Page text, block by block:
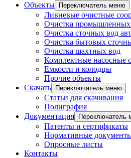
Объекты
Переключатель меню
Ливневые очистные
Очистка промышленных
Очистка сточных вод
Очистка бытовых
Очистка шахтных вод
Комплектные
Емкости и колодцы
Прочие объекты
Скачать
Переключатель меню
Статьи для скачивания
Полиграфия
Документация
Переключатель
Патенты и сертификаты
Нормативные
Опросные листы
Контакты